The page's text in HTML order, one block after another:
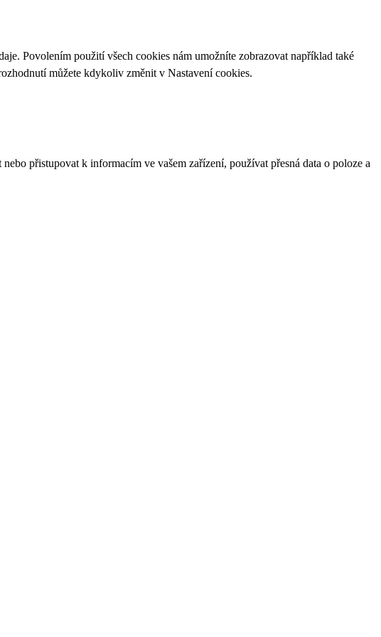
Povolením použití všech cookies nám umožníte zobrazovat například také
můžete kdykoliv změnit v Nastavení cookies.
přistupovat k informacím ve vašem zařízení, používat přesná data o poloze a